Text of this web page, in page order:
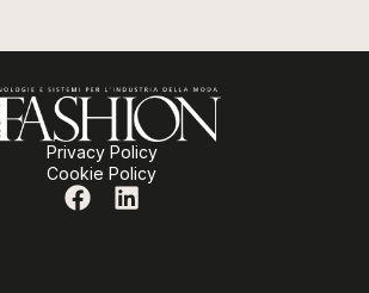
Privacy Policy
Cookie Policy